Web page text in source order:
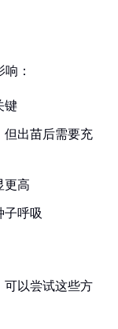
：
键
但出苗后需要充
更高
子呼吸
以尝试这些方